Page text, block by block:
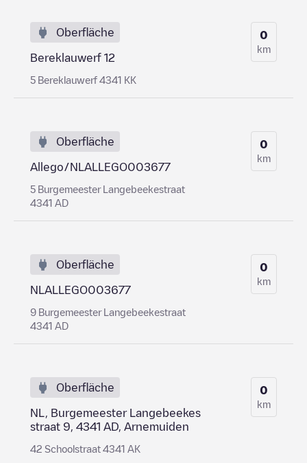
Oberfläche
Bereklauwerf 12
5 Bereklauwerf 4341 KK
0
km
Oberfläche
Allego/NLALLEGO003677
5 Burgemeester Langebeekestraat
4341 AD
0
km
Oberfläche
NLALLEGO003677
9 Burgemeester Langebeekestraat
4341 AD
0
km
Oberfläche
NL, Burgemeester Langebeekes
straat 9, 4341 AD, Arnemuiden
42 Schoolstraat 4341 AK
0
km